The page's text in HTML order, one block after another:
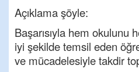
Açıklama şöyle:
Başarısıyla hem okulunu
iyi şekilde temsil eden
ve mücadelesiyle takdir